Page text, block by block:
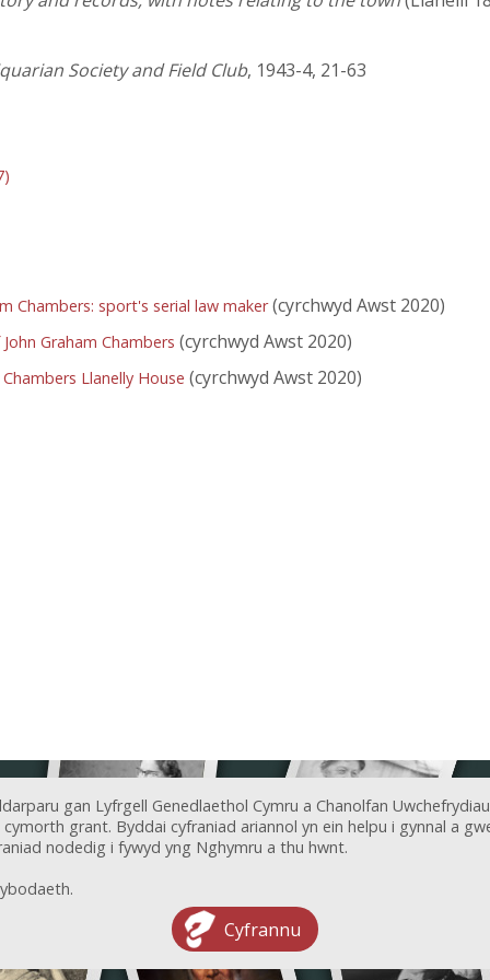
Society and Field Club, 1943-4, 21-63
Chambers: sport's serial law maker(cyrchwyd Awst 2020)
Graham Chambers (cyrchwyd Awst 2020)
Llanelly House (cyrchwyd Awst 2020)
gan Lyfrgell Genedlaethol Cymru a Chanolfan
grant. Byddai cyfraniad ariannol yn ein helpu i gynnal a
nodedig i fywyd yng Nghymru a thu hwnt.
Cyfrannu